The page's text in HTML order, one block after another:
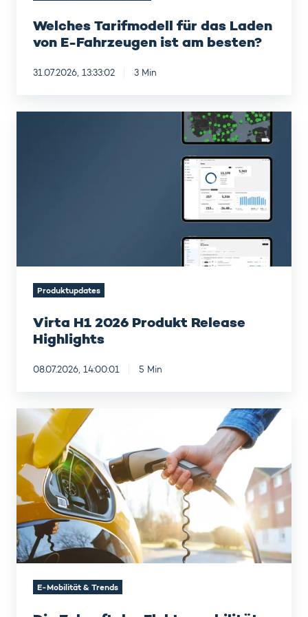
Welches Tarifmodell für das Laden
von E-Fahrzeugen ist am besten?
31.07.2026, 13:33:02 3 Min
Produktupdates
Virta H1 2026 Produkt Release
Highlights
08.07.2026, 14:00:01 5 Min
Die
Zukunft
der
Elektromobilität
-
Aktuelle
Prognosen
der
IEA
E-Mobilität & Trends